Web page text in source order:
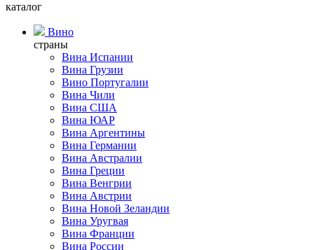
каталог
Вино
страны
Вина Испании
Вина Грузии
Вино Португалии
Вина Чили
Вина США
Вина ЮАР
Вина Аргентины
Вина Германии
Вина Австралии
Вина Греции
Вина Венгрии
Вина Австрии
Вина Новой Зеландии
Вина Уругвая
Вина Франции
Вина России